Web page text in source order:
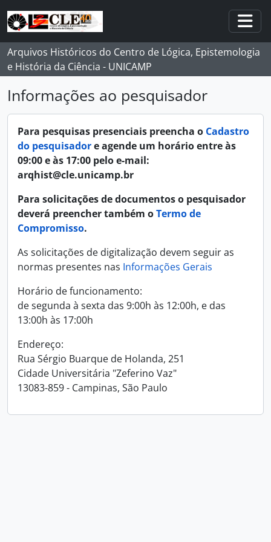
Skip to main content
Arquivos Históricos do Centro de Lógica, Epistemologia
e História da Ciência - UNICAMP
Informações ao pesquisador
Para pesquisas presenciais preencha o Cadastro
do pesquisadore agende um horário entre às
09:00 e às 17:00 pelo e-mail:
arqhist@cle.unicamp.br
Para solicitações de documentos o pesquisador
deverá preencher também oTermo de
Compromisso.
As solicitações de digitalização devem seguir as
normas presentes nas Informações Gerais
Horário de funcionamento:
de segunda à sexta das 9:00h às 12:00h, e das
13:00h às 17:00h
Endereço:
Rua Sérgio Buarque de Holanda, 251
Cidade Universitária "Zeferino Vaz"
13083-859 - Campinas, São Paulo